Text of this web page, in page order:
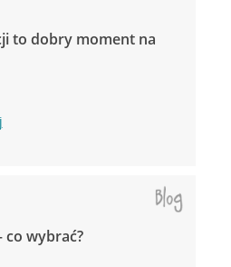
to dobry moment na
co wybrać?